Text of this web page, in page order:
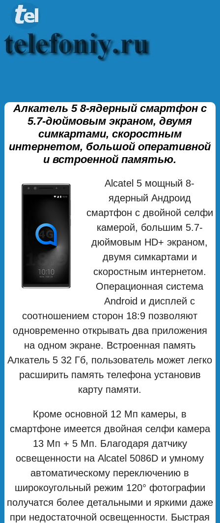
Алкатель 5 8-ядерный смартфон с
5.7-дюймовым экраном, двумя
симкартами, скоростным
интернетом, большой оперативной
и встроенной памятью.
Alcatel 5 мощный 8-
ядерный Андроид
смартфон с двойной селфи
камерой, большим 5.7-
дюймовым HD+ экраном,
двумя симкартами и
скоростным интернетом.
Операционная система
Android и дисплей с
соотношением сторон 18:9 позволяют
одновременно открывать два приложения
на одном экране. Встроенная память
Алкатель 5 32 Гб, пользователь может легко
расширить память телефона установив
карту памяти.
Кроме основной 12 Мп камеры, в
смартфоне имеется двойная селфи камера
13 Мп + 5 Мп. Благодаря датчику
освещенности на Alcatel 5086D и умному
автоматическому переключению в
широкоугольный режим 120° фотографии
получатся более детальными и яркими даже
при недостаточной освещенности. Быстрая